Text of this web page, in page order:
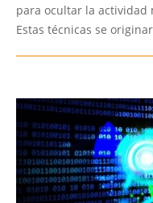
para ocultar la
Estas técnicas se